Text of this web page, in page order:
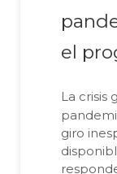
el
La crisis
giro